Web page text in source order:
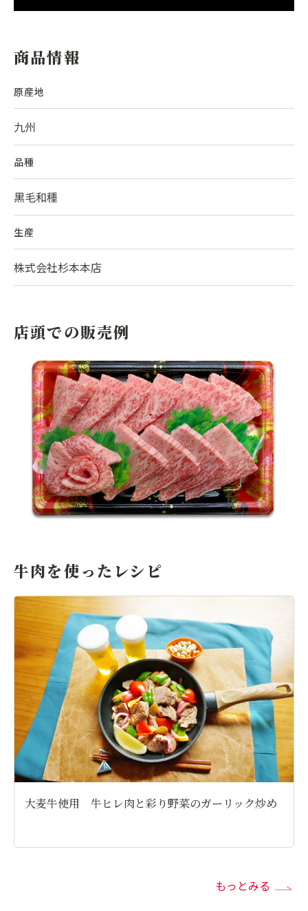
商品情報
原産地
九州
品種
黒毛和種
生産
株式会社杉本本店
店頭での販売例
牛肉を使ったレシピ
ヒレ肉と彩り野菜のガーリック炒め 国産玄米牛使
もっとみる